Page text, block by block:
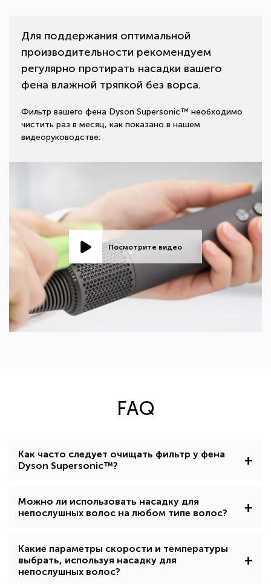
Для поддержания оптимальной
производительности рекомендуем
регулярно протирать насадки вашего
фена влажной тряпкой без ворса.
Фильтр вашего фена Dyson Supersonic™ необходимо
чистить раз в месяц, как показано в нашем
видеоруководстве:
Посмотрите видео
FAQ
Как часто следует очищать фильтр у фена
Dyson Supersonic™?
+
Можно ли использовать насадку для
непослушных волос на любом типе волос?
+
Какие параметры скорости и температуры
выбрать, используя насадку для
непослушных волос?
+